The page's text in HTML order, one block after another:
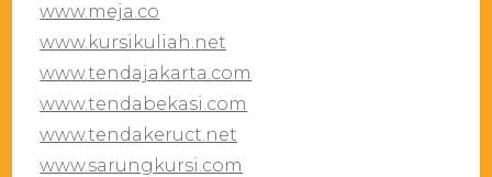
www.meja.co
www.kursikuliah.net
www.tendajakarta.com
www.tendabekasi.com
www.tendakeruct.net
www.sarungkursi.com